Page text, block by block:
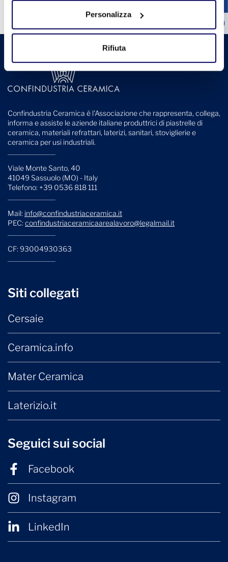
Personalizza
Rifiuta
Confindustria Ceramica è l'Associazione che rappresenta, collega,
informa e assiste le aziende italiane produttrici di piastrelle di
ceramica, materiali refrattari, laterizi, sanitari, stoviglierie e
ceramica per usi industriali.
Viale Monte Santo, 40
41049 Sassuolo (MO) - Italy
Telefono: +39 0536 818 111
Mail: info@confindustriaceramica.it
PEC: confindustriaceramicaarealavoro@legalmail.it
CF: 93004930363
Siti collegati
Cersaie
Ceramica.info
Mater Ceramica
Laterizio.it
Seguici sui social
Facebook
Instagram
LinkedIn